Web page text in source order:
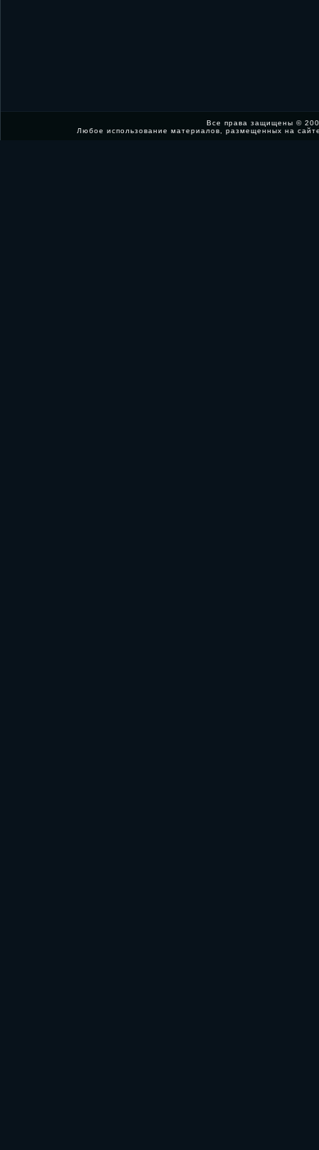
Все права защищены ©
Любое использование материалов, размещенных на